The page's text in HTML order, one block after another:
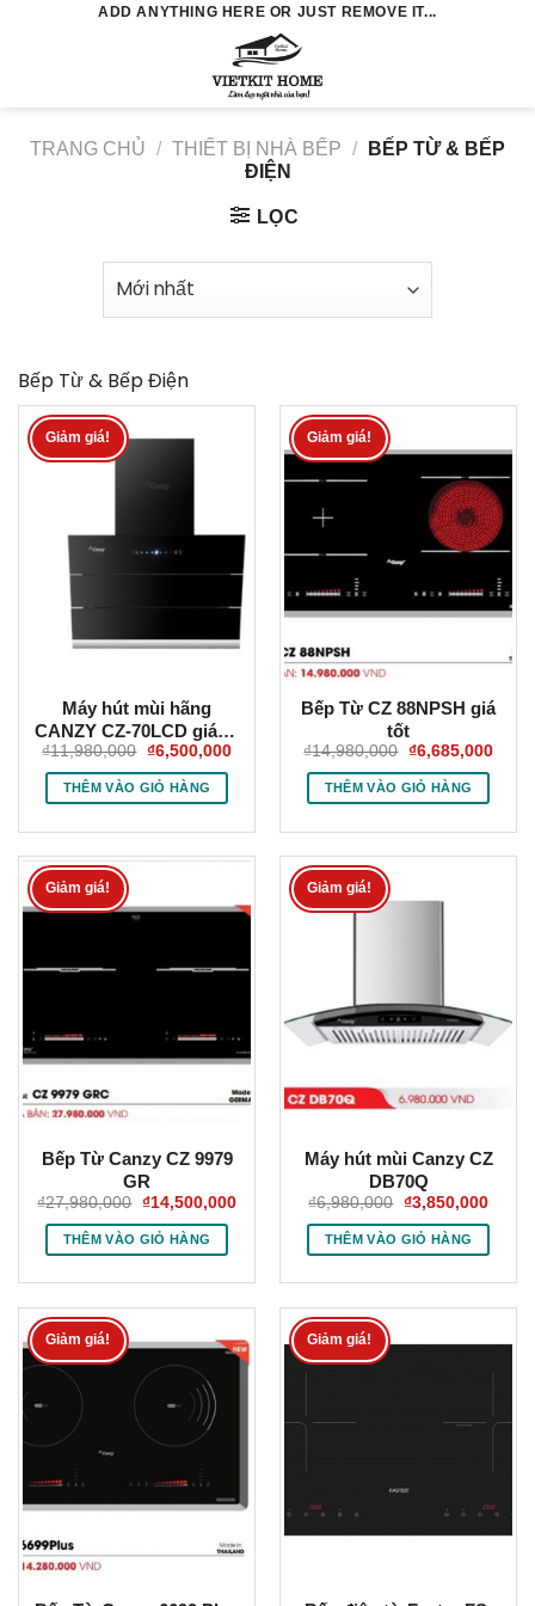
ADD ANYTHING HERE OR JUST REMOVE IT...
TRANG CHỦ / THIẾT BỊ NHÀ BẾP /
BẾP TỪ & BẾP
ĐIỆN
LỌC
Bếp Từ & Bếp Điện
Giảm giá!
Máy hút mùi hãng
CANZY CZ-70LCD giá rẻ
2023-VIETKIT HOME
₫11,980,000 Giá
là:
₫11,980,000.
₫6,500,000Giá
THÊM VÀO GIỎ HÀNG
Giảm giá!
Bếp Từ CZ 88NPSH giá
tốt
₫14,980,000 Giá
là:
₫14,980,000.
₫6,685,000Giá
THÊM VÀO GIỎ HÀNG
Giảm giá!
Bếp Từ Canzy CZ 9979
GR
₫27,980,000 Giá
là:
₫27,980,000.
₫14,500,000Giá
THÊM VÀO GIỎ HÀNG
Giảm giá!
Máy hút mùi Canzy CZ
DB70Q
₫6,980,000 Giá
là:
₫6,980,000.
₫3,850,000Giá
tại
THÊM VÀO GIỎ HÀNG
Giảm giá! Giảm giá!